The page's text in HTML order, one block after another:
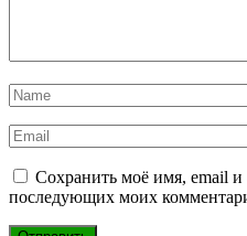
Сохранить моё имя, email и
последующих моих